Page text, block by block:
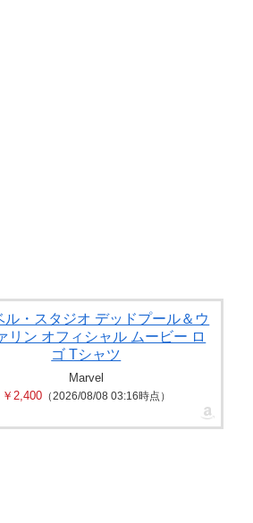
ル・スタジオ デッドプール＆ウ
リン オフィシャル ムービー ロ
ゴ Tシャツ
Marvel
￥2,400（2026/08/08 03:16時点）